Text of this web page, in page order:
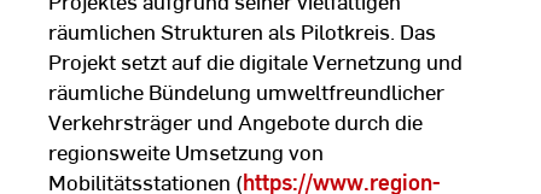
räumlichen Strukturen als Pilotkreis. Das
Projekt setzt auf die digitale Vernetzung und
räumliche Bündelung umweltfreundlicher
Verkehrsträger und Angebote durch die
regionsweite Umsetzung von
Mobilitätsstationen (https://www.region-